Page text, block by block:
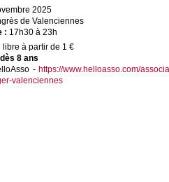
2025
de Valenciennes
: 17h30 à 23h
libre à partir de 1 €
8 ans
- https://www.helloasso.com/
valenciennes